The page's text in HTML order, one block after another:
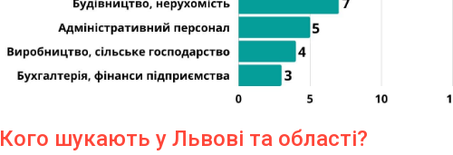
Кого шукають у Львові та області?